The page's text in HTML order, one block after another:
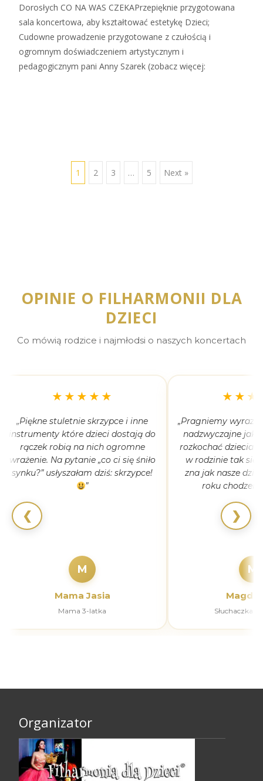
Dorosłych CO NA WAS CZEKAPrzepięknie przygotowana
sala koncertowa, aby kształtować estetykę Dzieci;
Cudowne prowadzenie przygotowane z czułością i
ogromnym doświadczeniem artystycznym i
pedagogicznym pani Anny Szarek (zobacz więcej:
1 2 3 … 5 Next »
OPINIE O FILHARMONII DLA
DZIECI
Co mówią rodzice i najmłodsi o naszych koncertach
❮
★★★★★
„Piękne stuletnie skrzypce i inne
instrumenty które dzieci dostają do
rączek robią na nich ogromne
wrażenie. Na pytanie „co ci się śniło
synku?” usłyszałam dziś: skrzypce!
”
M
Mama Jasia
Mama 3-latka
„Pragniemy wyrazić
nadzwyczajne jak
rozkochać
w rodzinie tak się
zna jak nasze
roku
M
Słuchaczka
❯
Organizator